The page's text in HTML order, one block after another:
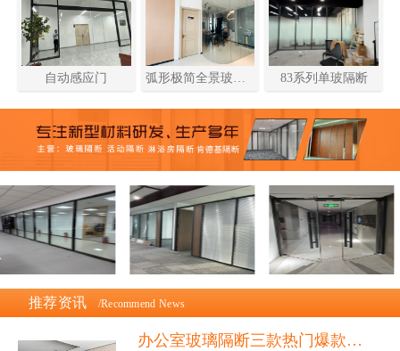
自动感应门
弧形极简全景玻璃
隔断！
83系列单玻隔断
推荐资讯 /Recommend News
办公室玻璃隔断三款热门爆款选